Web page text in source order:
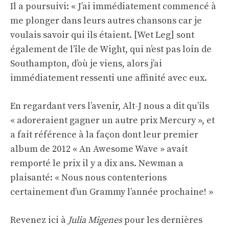
Il a poursuivi: « J’ai immédiatement commencé à
me plonger dans leurs autres chansons car je
voulais savoir qui ils étaient. [Wet Leg] sont
également de l’île de Wight, qui n’est pas loin de
Southampton, d’où je viens, alors j’ai
immédiatement ressenti une affinité avec eux.
En regardant vers l’avenir, Alt-J nous a dit qu’ils
« adoreraient gagner un autre prix Mercury », et
a fait référence à la façon dont leur premier
album de 2012 « An Awesome Wave » avait
remporté le prix il y a dix ans. Newman a
plaisanté: « Nous nous contenterions
certainement d’un Grammy l’année prochaine! »
Revenez ici à Julia Migenespour les dernières